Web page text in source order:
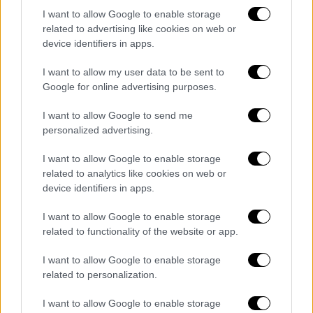
I want to allow Google to enable storage
related to advertising like cookies on web or
device identifiers in apps.
I want to allow my user data to be sent to
Google for online advertising purposes.
I want to allow Google to send me
personalized advertising.
I want to allow Google to enable storage
related to analytics like cookies on web or
device identifiers in apps.
I want to allow Google to enable storage
related to functionality of the website or app.
I want to allow Google to enable storage
related to personalization.
I want to allow Google to enable storage
Κλάτενμπεργκ.
Υπενθυμίζεται ότι πριν από λίγες μέρες ο
Άγγλος πρόεδρος της ΚΕΔ -η σύμβαση του
οποίου λήγει στις 31 Ιουλίου- ανακοινώθηκε
Ανάπτυξης της Διαιτησίας στην Αίγυπτο
Επίσης, τις επιφυλάξεις του για τον
Κλάτενμπεργκ έχει εκφράσει και ο νέος
πρόεδρος της ΕΠΟ Τάκης Μπαλτάκος.
Στην ανακοίνωση που εξέδωσε η Λίγκα,
δεδομένης της πλειοψηφίας, εκφράζει την
εμπιστοσύνη της στο πρόσωπο του Μαρκ
Κλάτενμπεργκ και τη βούληση να εισηγηθεί
και να στηρίξει την ανανέωση της θητείας
του ενημερώνοντας σχετικά FIFA, UEFA και